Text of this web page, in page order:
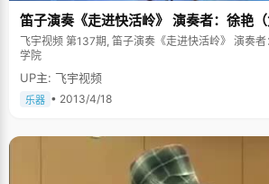
笛子演奏《走进快活岭》 演奏者：徐艳
飞宇视频 第137期, 笛子演奏《走进快活岭》 演奏
学院
UP主: 飞宇视频
乐器 • 2013/4/18